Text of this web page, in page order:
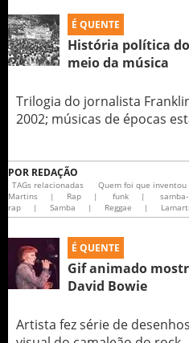
É QUENTE
História política
meio da música
Trilogia do jornalista
2002; músicas de épocas
POR REDAÇÃO
TAGs relacionadas Quem foi que inventou
Martins
| Rap | funk |
samba-
rap
| Samba | Reggae |
É QUENTE
Gif animado
David Bowie
Artista fez série de